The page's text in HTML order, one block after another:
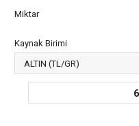
Miktar
Kaynak Birimi